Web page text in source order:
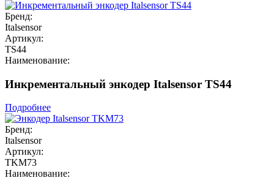
Бренд:
Italsensor
Артикул:
TS44
Наименование:
Инкрементальный энкодер Italsensor TS44
Подробнее
Бренд:
Italsensor
Артикул:
TKM73
Наименование: